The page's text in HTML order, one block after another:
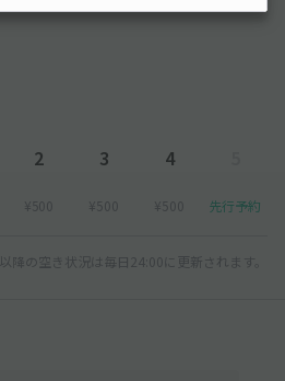
2
¥500
3
¥500
4
¥500 先行予約
以降の空き状況は毎日24:00に更新されます。